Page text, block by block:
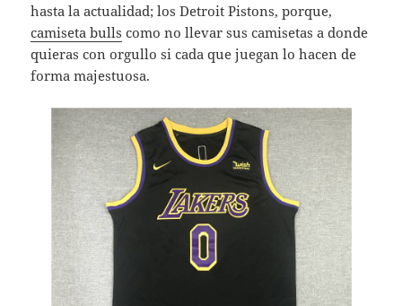
hasta la actualidad; los Detroit Pistons, porque,
camiseta bulls como no llevar sus camisetas a donde
quieras con orgullo si cada que juegan lo hacen de
forma majestuosa.